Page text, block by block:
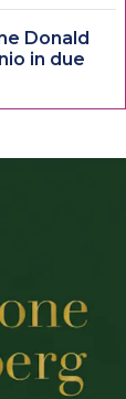
Donald
in due